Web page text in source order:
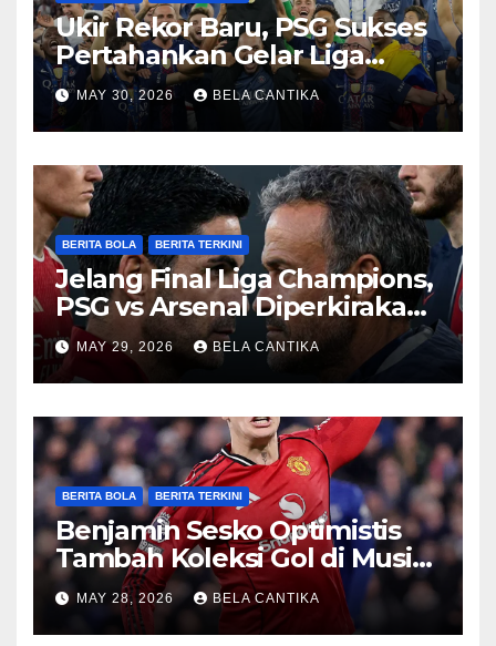
Ukir Rekor Baru, PSG Sukses
Pertahankan Gelar Liga
Champions
MAY 30, 2026 BELA CANTIKA
BERITA BOLA BERITA TERKINI
Jelang Final Liga Champions,
PSG vs Arsenal Diperkirakan
Sengit
MAY 29, 2026 BELA CANTIKA
BERITA BOLA BERITA TERKINI
Benjamin Sesko Optimistis
Tambah Koleksi Gol di Musim
2026/27
MAY 28, 2026 BELA CANTIKA